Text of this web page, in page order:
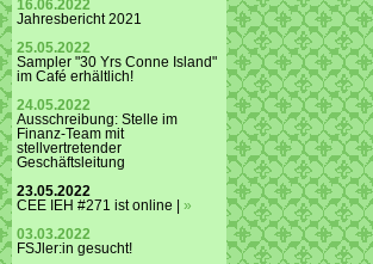
16.06.2022
Jahresbericht 2021
25.05.2022
Sampler "30 Yrs Conne Island"
im Café erhältlich!
24.05.2022
Ausschreibung: Stelle im
Finanz-Team mit
stellvertretender
Geschäftsleitung
23.05.2022
CEE IEH #271 ist online | »
03.03.2022
FSJler:in gesucht!